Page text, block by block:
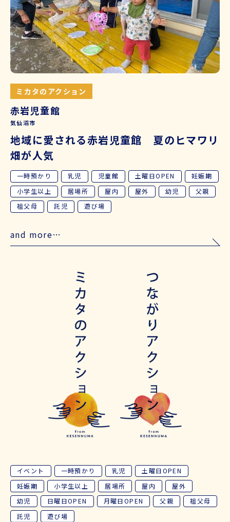
イベント 一時預かり 乳児
土曜日OPEN
妊娠期
小学生以上 居場所 屋内
屋外
幼児
日曜日OPEN 月曜日OPEN 父親
祖父母
託児
遊び場
ミカタのアクション
赤岩児童館
気仙沼市
地域に愛される赤岩児童館 夏のヒマワリ
畑が人気
一時預かり 乳児 児童館 土曜日OPEN
妊娠期
小学生以上
居場所 屋内 屋外 幼児
父親
祖父母
託児 遊び場
and more…